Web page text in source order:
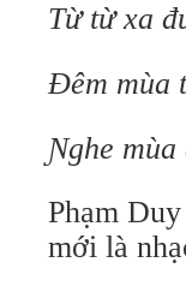
Từ từ xa
Đêm mùa
Ɲghe
Phạm
mới là